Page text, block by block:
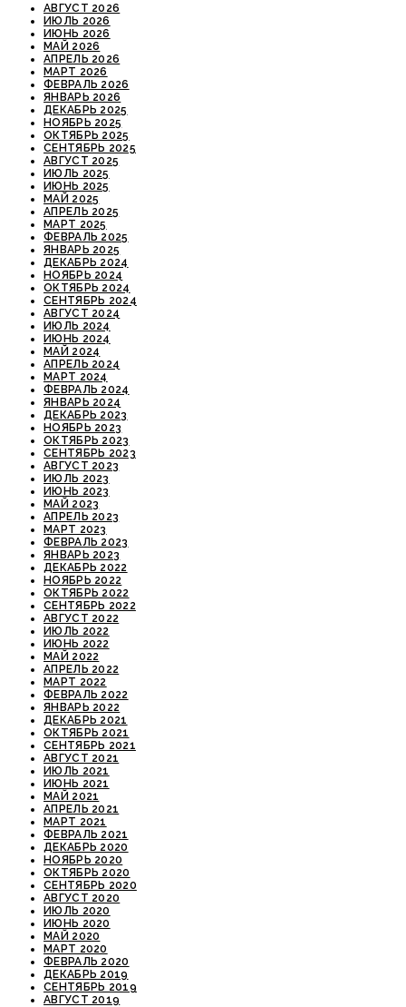
АВГУСТ 2026
ИЮЛЬ 2026
ИЮНЬ 2026
МАЙ 2026
АПРЕЛЬ 2026
МАРТ 2026
ФЕВРАЛЬ 2026
ЯНВАРЬ 2026
ДЕКАБРЬ 2025
НОЯБРЬ 2025
ОКТЯБРЬ 2025
СЕНТЯБРЬ 2025
АВГУСТ 2025
ИЮЛЬ 2025
ИЮНЬ 2025
МАЙ 2025
АПРЕЛЬ 2025
МАРТ 2025
ФЕВРАЛЬ 2025
ЯНВАРЬ 2025
ДЕКАБРЬ 2024
НОЯБРЬ 2024
ОКТЯБРЬ 2024
СЕНТЯБРЬ 2024
АВГУСТ 2024
ИЮЛЬ 2024
ИЮНЬ 2024
МАЙ 2024
АПРЕЛЬ 2024
МАРТ 2024
ФЕВРАЛЬ 2024
ЯНВАРЬ 2024
ДЕКАБРЬ 2023
НОЯБРЬ 2023
ОКТЯБРЬ 2023
СЕНТЯБРЬ 2023
АВГУСТ 2023
ИЮЛЬ 2023
ИЮНЬ 2023
МАЙ 2023
АПРЕЛЬ 2023
МАРТ 2023
ФЕВРАЛЬ 2023
ЯНВАРЬ 2023
ДЕКАБРЬ 2022
НОЯБРЬ 2022
ОКТЯБРЬ 2022
СЕНТЯБРЬ 2022
АВГУСТ 2022
ИЮЛЬ 2022
ИЮНЬ 2022
МАЙ 2022
АПРЕЛЬ 2022
МАРТ 2022
ФЕВРАЛЬ 2022
ЯНВАРЬ 2022
ДЕКАБРЬ 2021
ОКТЯБРЬ 2021
СЕНТЯБРЬ 2021
АВГУСТ 2021
ИЮЛЬ 2021
ИЮНЬ 2021
МАЙ 2021
АПРЕЛЬ 2021
МАРТ 2021
ФЕВРАЛЬ 2021
ДЕКАБРЬ 2020
НОЯБРЬ 2020
ОКТЯБРЬ 2020
СЕНТЯБРЬ 2020
АВГУСТ 2020
ИЮЛЬ 2020
ИЮНЬ 2020
МАЙ 2020
МАРТ 2020
ФЕВРАЛЬ 2020
ДЕКАБРЬ 2019
СЕНТЯБРЬ 2019
АВГУСТ 2019